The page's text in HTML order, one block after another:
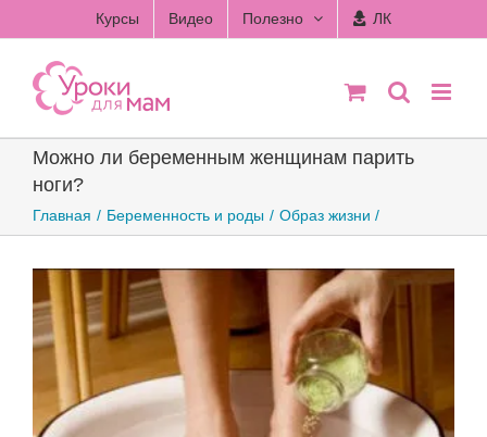
to
content
Курсы Видео Полезно ЛК
Можно ли беременным женщинам парить
ноги?
Главная Беременность и роды Образ жизни